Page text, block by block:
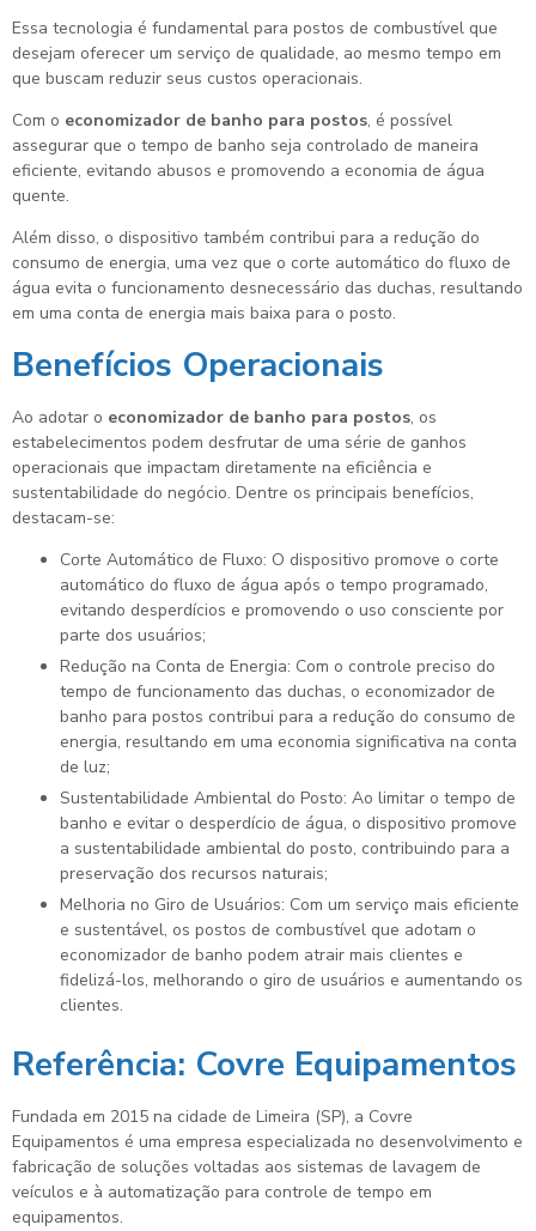
Essa tecnologia é fundamental para postos de combustível que
desejam oferecer um serviço de qualidade, ao mesmo tempo em
que buscam reduzir seus custos operacionais.
Com o economizador de banho para postos, é possível
assegurar que o tempo de banho seja controlado de maneira
eficiente, evitando abusos e promovendo a economia de água
quente.
Além disso, o dispositivo também contribui para a redução do
consumo de energia, uma vez que o corte automático do fluxo de
água evita o funcionamento desnecessário das duchas, resultando
em uma conta de energia mais baixa para o posto.
Benefícios Operacionais
Ao adotar o economizador de banho para postos, os
estabelecimentos podem desfrutar de uma série de ganhos
operacionais que impactam diretamente na eficiência e
sustentabilidade do negócio. Dentre os principais benefícios,
destacam-se:
Corte Automático de Fluxo: O dispositivo promove o corte
automático do fluxo de água após o tempo programado,
evitando desperdícios e promovendo o uso consciente por
parte dos usuários;
Redução na Conta de Energia: Com o controle preciso do
tempo de funcionamento das duchas, o economizador de
banho para postos contribui para a redução do consumo de
energia, resultando em uma economia significativa na conta
de luz;
Sustentabilidade Ambiental do Posto: Ao limitar o tempo de
banho e evitar o desperdício de água, o dispositivo promove
a sustentabilidade ambiental do posto, contribuindo para a
preservação dos recursos naturais;
Melhoria no Giro de Usuários: Com um serviço mais eficiente
e sustentável, os postos de combustível que adotam o
economizador de banho podem atrair mais clientes e
fidelizá-los, melhorando o giro de usuários e aumentando os
clientes.
Referência: Covre Equipamentos
Fundada em 2015 na cidade de Limeira (SP), a Covre
Equipamentos é uma empresa especializada no desenvolvimento e
fabricação de soluções voltadas aos sistemas de lavagem de
veículos e à automatização para controle de tempo em
equipamentos.